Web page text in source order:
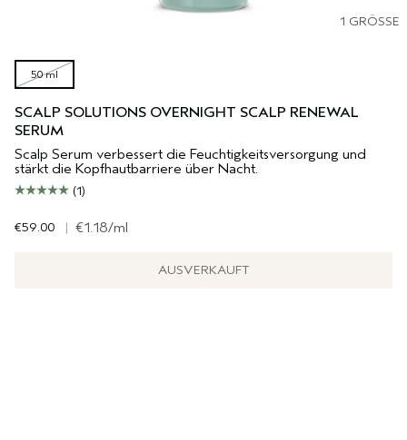
1 GRÖSSE
50 ml
SCALP SOLUTIONS OVERNIGHT SCALP RENEWAL
SERUM
Scalp Serum verbessert die Feuchtigkeitsversorgung und
stärkt die Kopfhautbarriere über Nacht.
(1)
€59.00 | €1.18/ml
AUSVERKAUFT